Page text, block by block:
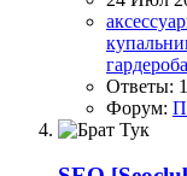
гардероба
Ответы: 1
Форум: